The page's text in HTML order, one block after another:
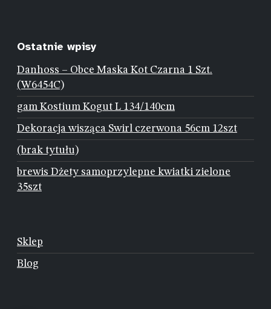
Ostatnie wpisy
Danhoss – Obce Maska Kot Czarna 1 Szt.
(W6454C)
gam Kostium Kogut L 134/140cm
Dekoracja wisząca Swirl czerwona 56cm 12szt
(brak tytułu)
brewis Dżety samoprzylepne kwiatki zielone
35szt
Sklep
Blog